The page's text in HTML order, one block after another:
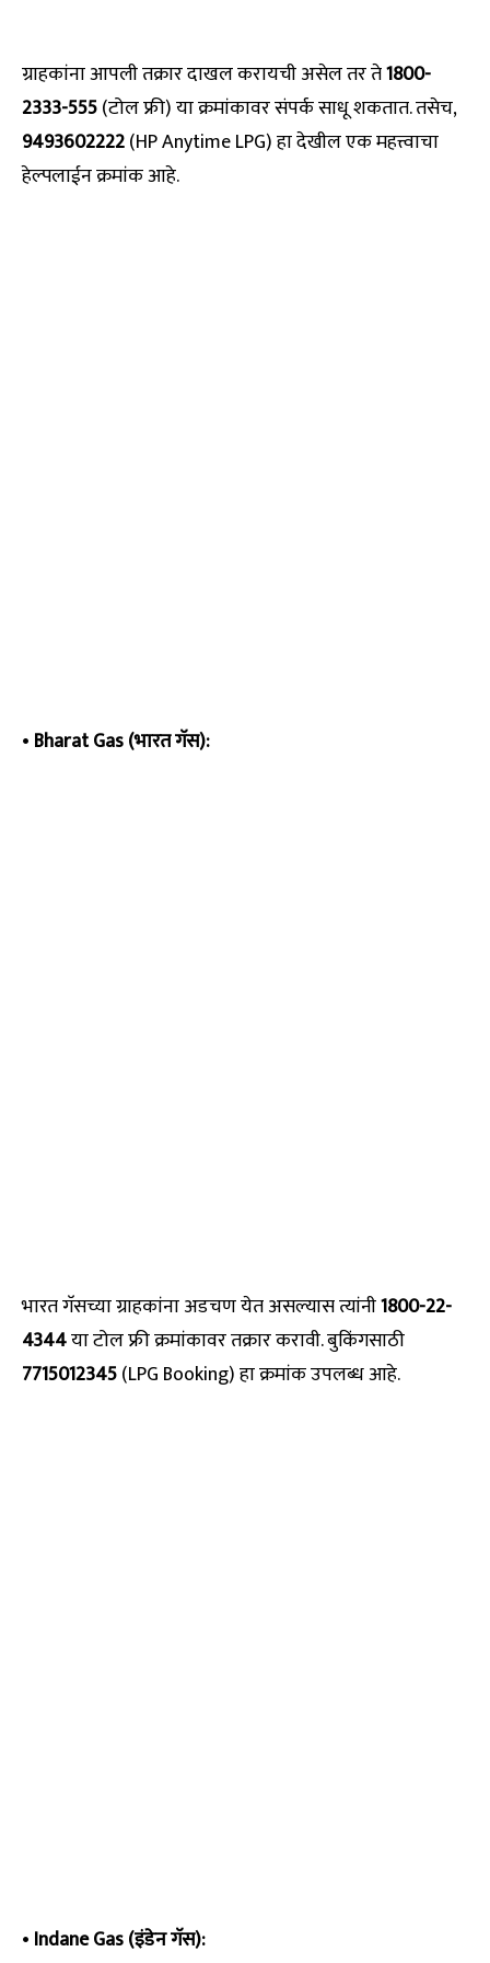
ग्राहकांना आपली तक्रार दाखल करायची असेल तर ते1800-
2333-555(टोल फ्री) या क्रमांकावर संपर्क साधू शकतात. तसेच,
9493602222(HP Anytime LPG) हा देखील एक महत्त्वाचा
हेल्पलाईन क्रमांक आहे.
• Bharat Gas (भारत गॅस):
भारत गॅसच्या ग्राहकांना अडचण येत असल्यास त्यांनी1800-22-
4344या टोल फ्री क्रमांकावर तक्रार करावी. बुकिंगसाठी
7715012345(LPG Booking) हा क्रमांक उपलब्ध आहे.
• Indane Gas (इंडेन गॅस):